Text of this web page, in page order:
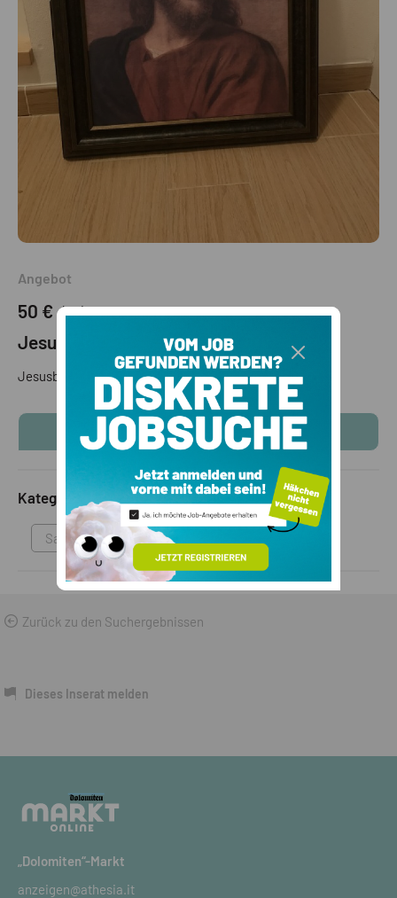
Angebot
50 € (VB)
Jesusbild
Jesusbild, Druck, mit Holzrahmen, 53x63cm
KONTAKTINFOS ANZEIGEN
Kategorie
Sammlungen & Antikes
Zurück zu den Suchergebnissen
Dieses Inserat melden
„Dolomiten“-Markt
anzeigen@athesia.it